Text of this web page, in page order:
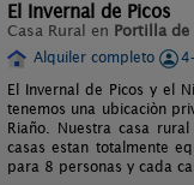
El Invernal de Picos
Casa Rural en Portilla de
Alquiler completo
El Invernal de Picos y el
tenemos una ubicaciòn
Riaño. Nuestra casa
casas estan totalmente
para 8 personas y cada